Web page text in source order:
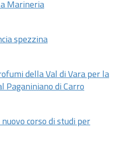
Marineria
spezzina
della Val di Vara per la
Paganiniano di Carro
corso di studi per